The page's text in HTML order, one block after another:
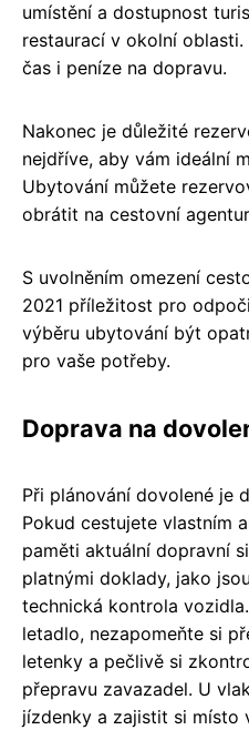
umístění a dostupnost
restaurací v okolní
čas i peníze na dopravu.
Nakonec je důležité
nejdříve, aby vám ideální
Ubytování můžete
obrátit na cestovní
S uvolněním omezení
2021 příležitost pro
výběru ubytování být
pro vaše potřeby.
Doprava na
Při plánování dovolené je
Pokud cestujete vlastním
paměti aktuální dopravní
platnými doklady, jako
technická kontrola
letadlo, nezapomeňte si
letenky a pečlivě si
přepravu zavazadel. U
jízdenky a zajistit si místo